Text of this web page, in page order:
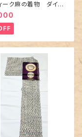
ーク麻の着物 ダイヤ
の上布